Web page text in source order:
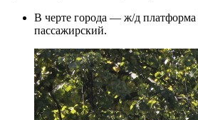
В черте города — ж/д платформа
пассажирский.